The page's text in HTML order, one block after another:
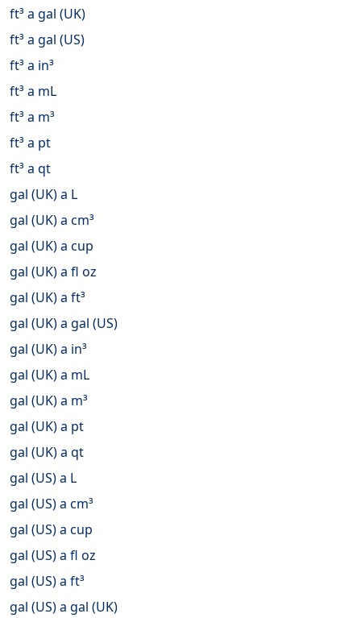
ft³ a gal (UK)
ft³ a gal (US)
ft³ a in³
ft³ a mL
ft³ a m³
ft³ a pt
ft³ a qt
gal (UK) a L
gal (UK) a cm³
gal (UK) a cup
gal (UK) a fl oz
gal (UK) a ft³
gal (UK) a gal (US)
gal (UK) a in³
gal (UK) a mL
gal (UK) a m³
gal (UK) a pt
gal (UK) a qt
gal (US) a L
gal (US) a cm³
gal (US) a cup
gal (US) a fl oz
gal (US) a ft³
gal (US) a gal (UK)